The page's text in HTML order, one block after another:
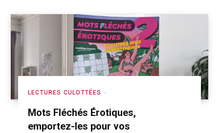
LECTURES CULOTTÉES
Mots Fléchés Érotiques,
emportez-les pour vos